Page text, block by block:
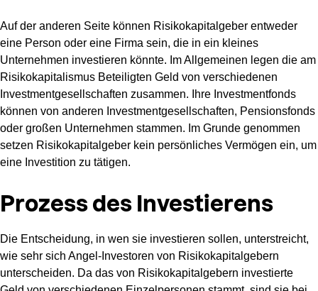
Auf der anderen Seite können Risikokapitalgeber entweder
eine Person oder eine Firma sein, die in ein kleines
Unternehmen investieren könnte. Im Allgemeinen legen die am
Risikokapitalismus Beteiligten Geld von verschiedenen
Investmentgesellschaften zusammen. Ihre Investmentfonds
können von anderen Investmentgesellschaften, Pensionsfonds
oder großen Unternehmen stammen. Im Grunde genommen
setzen Risikokapitalgeber kein persönliches Vermögen ein, um
eine Investition zu tätigen.
Prozess des Investierens
Die Entscheidung, in wen sie investieren sollen, unterstreicht,
wie sehr sich Angel-Investoren von Risikokapitalgebern
unterscheiden. Da das von Risikokapitalgebern investierte